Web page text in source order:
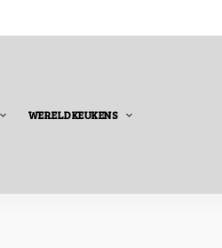
WERELDKEUKENS